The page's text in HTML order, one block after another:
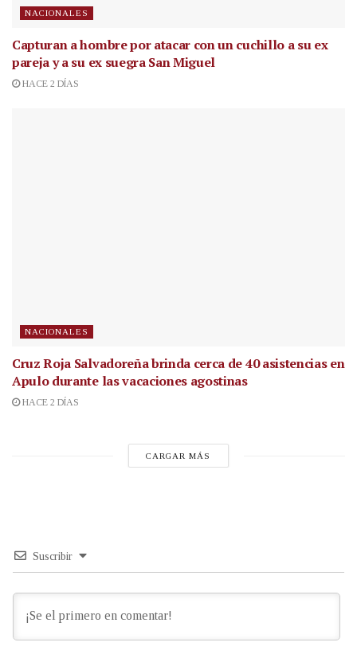
NACIONALES
Capturan a hombre por atacar con un cuchillo a su ex
pareja y a su ex suegra San Miguel
HACE 2 DÍAS
NACIONALES
Cruz Roja Salvadoreña brinda cerca de 40 asistencias en
Apulo durante las vacaciones agostinas
HACE 2 DÍAS
CARGAR MÁS
Suscribir